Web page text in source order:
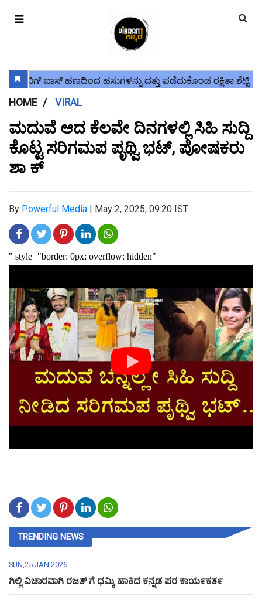
HOME VIRAL
ಮದುವೆ ಆದ ಕೆಲವೇ ದಿನಗಳಲ್ಲಿ ಸಿಹಿ ಸುದ್ದಿ
ಕೊಟ್ಟ ಸರಿಗಮಪ ಪೃಥ್ವಿ ಭಟ್, ಪೋಷಕರು
ಶಾ ಕ್
By Powerful Media | May 2, 2025, 09:20 IST
TRENDING NEWS
SUN,25 JAN 2026
ಗಿಲ್ಲಿ ವಿಚಾರವಾಗಿ ರಜತ್ ಗೆ ಧಮ್ಕಿ ಹಾಕಿದ ಕನ್ನಡ ಪರ ಕಾಯ೯ಕತ೯